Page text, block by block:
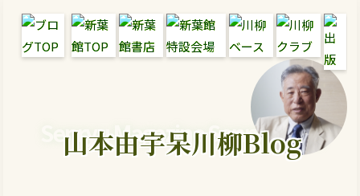
Senryu Magazine Senryu Blog
山本由宇呆川柳Blog